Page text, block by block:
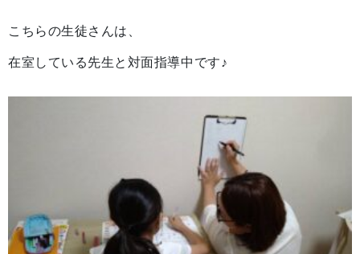
こちらの生徒さんは、
在室している先生と対面指導中です♪